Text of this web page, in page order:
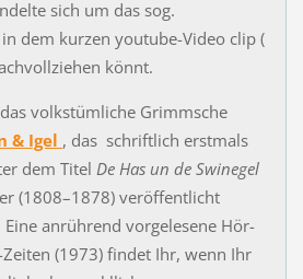
sich um das sog.
dem kurzen youtube-Video clip (
könnt.
volkstümliche Grimmsche
& Igel , das schriftlich erstmals
dem Titel De Has un de Swinegel
(1808–1878) veröffentlicht
Eine anrührend vorgelesene Hör-
Zeiten (1973) findet Ihr, wenn Ihr